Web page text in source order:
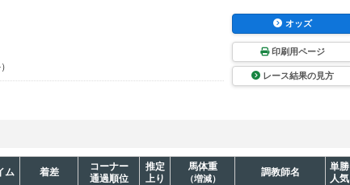
オッズ
印刷用ページ
レース結果の見方
ム 着差
コーナー
通過順位
推定
上り
馬体重
（増減）
調教師名
単勝
人気